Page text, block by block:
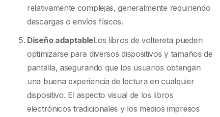
relativamente complejas, generalmente requiriendo
descargas o envíos físicos.
Diseño adaptableLos libros de voltereta pueden
optimizarse para diversos dispositivos y tamaños de
pantalla, asegurando que los usuarios obtengan
una buena experiencia de lectura en cualquier
dispositivo. El aspecto visual de los libros
electrónicos tradicionales y los medios impresos